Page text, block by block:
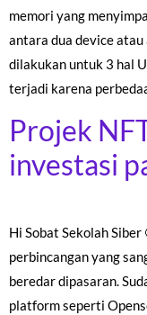
memori yang
antara dua device
dilakukan untuk 3 hal
terjadi karena
Projek
investasi
Hi Sobat Sekolah
perbincangan yang
beredar dipasaran.
platform seperti